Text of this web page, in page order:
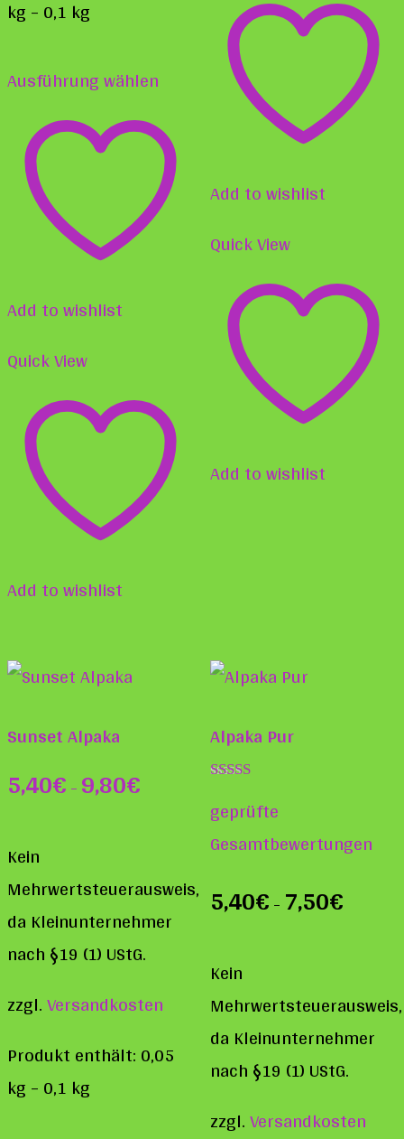
kg– 0,1 kg
Ausführung wählen
weist
mehrere
Varianten
Produktseite
gewählt
werden
Add to wishlist
Quick View
Add to wishlist
weist
auf.
Add to wishlist
Quick View
Add to wishlist
Sunset Alpaka
5,40€–9,80€
Kein
Mehrwertsteuerausweis,
da Kleinunternehmer
nach §19 (1) UStG.
zzgl.Versandkosten
Produkt enthält: 0,05
kg– 0,1 kg
Alpaka Pur
5.00
von 5
geprüfte
Gesamtbewertungen
5,40€– 7,50€
Kein
Mehrwertsteuerausweis,
da Kleinunternehmer
nach §19 (1) UStG.
zzgl.Versandkosten